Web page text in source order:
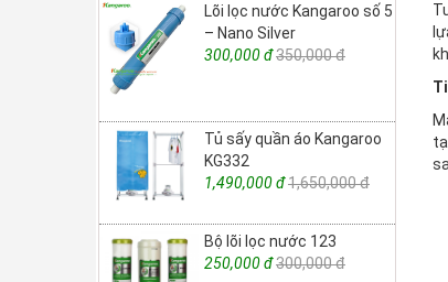
Lõi lọc nước Kangaroo số 5
– Nano Silver
300,000 đ350,000 đ
Tủ sấy quần áo Kangaroo
KG332
1,490,000 đ1,650,000 đ
Bộ lõi lọc nước 123
250,000 đ300,000 đ